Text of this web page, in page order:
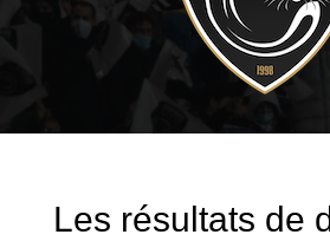
Les résultats de